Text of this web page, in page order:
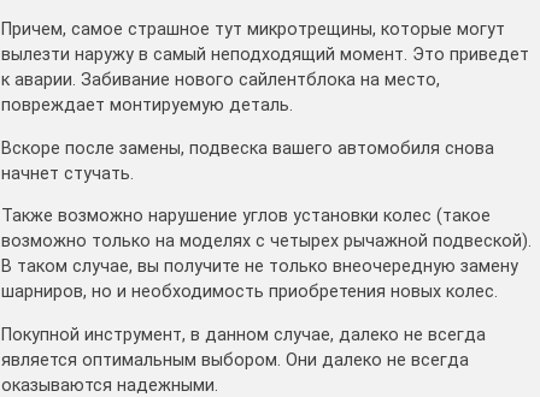
Причем, самое страшное тут микротрещины, которые могут
вылезти наружу в самый неподходящий момент. Это приведет
к аварии. Забивание нового сайлентблока на место,
повреждает монтируемую деталь.
Вскоре после замены, подвеска вашего автомобиля снова
начнет стучать.
Также возможно нарушение углов установки колес (такое
возможно только на моделях с четырех рычажной подвеской).
В таком случае, вы получите не только внеочередную замену
шарниров, но и необходимость приобретения новых колес.
Покупной инструмент, в данном случае, далеко не всегда
является оптимальным выбором. Они далеко не всегда
оказываются надежными.